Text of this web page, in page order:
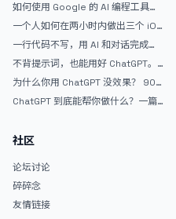
如何使用 Google 的 AI 编程工具
AntiGravity：独立开发者的新时代
武器
一个人如何在两小时内做出三个 iOS
APP？｜AntiGravity + Gemini 3 实
战完整记录
一行代码不写，用 AI 和对话完成一
个完整网站：《图书天堂》实战记录
不背提示词，也能用好 ChatGPT。
一个万能提问模板
为什么你用 ChatGPT 没效果？ 90%
的人第一步就问错了
ChatGPT 到底能帮你做什么？一篇
社区
论坛讨论
碎碎念
友情链接